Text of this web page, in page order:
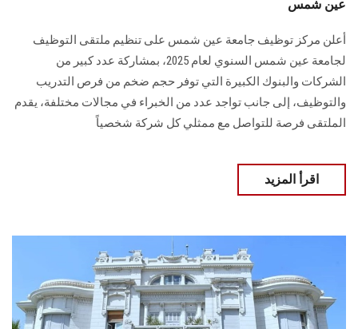
عين شمس
أعلن مركز توظيف جامعة عين شمس على تنظيم ملتقى التوظيف
لجامعة عين شمس السنوي ‏لعام 2025، بمشاركة عدد كبير من
الشركات والبنوك الكبيرة التي توفر حجم ضخم من فرص ‏التدريب
والتوظيف، إلى جانب تواجد عدد من الخبراء في مجالات مختلفة، يقدم
الملتقى فرصة للتواصل مع ممثلي كل شركة شخصياً
اقرأ المزيد